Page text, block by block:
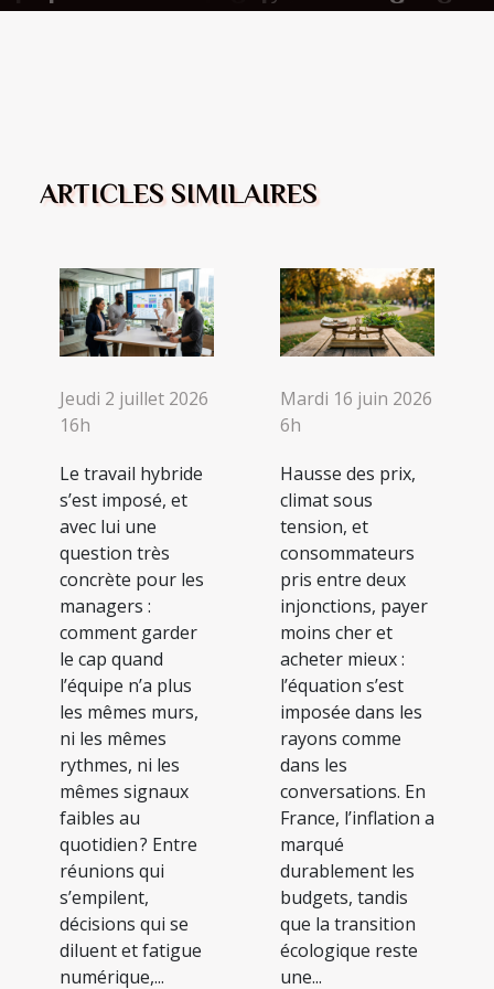
ARTICLES SIMILAIRES
Jeudi 2 juillet 2026
16h
Le travail hybride
s’est imposé, et
avec lui une
question très
concrète pour les
managers :
comment garder
le cap quand
l’équipe n’a plus
les mêmes murs,
ni les mêmes
rythmes, ni les
mêmes signaux
faibles au
quotidien ? Entre
réunions qui
s’empilent,
décisions qui se
diluent et fatigue
numérique,...
Mardi 16 juin 2026
6h
Hausse des prix,
climat sous
tension, et
consommateurs
pris entre deux
injonctions, payer
moins cher et
acheter mieux :
l’équation s’est
imposée dans les
rayons comme
dans les
conversations. En
France, l’inflation a
marqué
durablement les
budgets, tandis
que la transition
écologique reste
une...
boissons ?
industriels
pour les célibataires ?
industriels